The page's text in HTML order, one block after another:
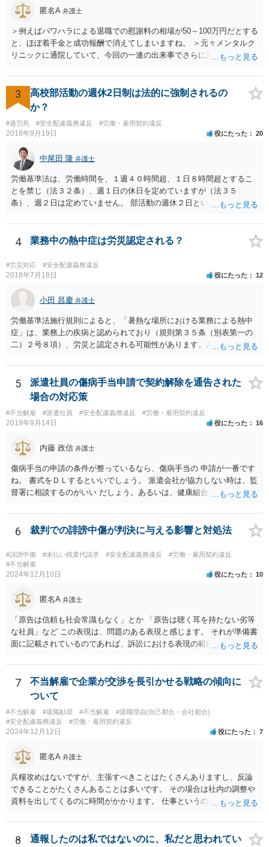
匿名A 弁護士
＞例えばパワハラによる退職での慰謝料の相場が50～100万円だとする
と、ほぼ着手金と成功報酬で消えてしまいますね。 ＞元々メンタルク
リニックに通院していて、今回の一連の出来事でさらに悪化した事実
万が一、慰謝料請求が認められるにしても金額としては微々たるもの
かと思いますが、依頼する弁護士に詳細を説明したうえで指示を仰い
だ方がいいかと思います。
3
高校部活動の週休2日制は法的に強制されるの
か？
#過労死 #安全配慮義務違反 #労働・雇用契約違反
2018年9月19日 役にたった 20
中尾田 隆 弁護士
労働基準法は、労働時間を、１週４０時間超、１日８時間超とするこ
とを禁じ（法３２条）、週１日の休日を定めていますが（法３５
条）、週２日は定めていません。 部活動の週休２日というのは、スポ
り週休2日とするか、しないか、もっと別の制度とするかは、各教育委
員会や学校の判断に委ねられています。 したがって、生徒の保護者会
と、学校とで、生徒の健全育成のためにスポーツ庁の指針を遵守して
もらいたいなどと、交渉してもらうことが良いと考えられます。 もち
ろん、保護者の間でも、週休2日制を認める意見と、反対の意見と対立
することは予想されますが、そういったことも含めて話し合いをする
ことが必要と思われます。
4 業務中の熱中症は労災認定される？
#労災対応 #安全配慮義務違反
2018年7月18日 役にたった 12
小田 昌慶 弁護士
労働基準法施行規則によると、「暑熱な場所における業務による熱中
症」は、業務上の疾病と認められており（規則第３５条（別表第一の
二）２号８項）、労災と認定される可能性があります。みんな同条件
としては、①仕事をしている時間・場所に熱中症を引き起こす明確な
原因が存在していること、②その原因により熱中症に至ったという因
果関係があること、③仕事に関係しない他の原因により発症したもの
ではないことが認められれば、労災として認定されるため、業務によ
る移動中に意識が朦朧とし倒れ、熱中症と診断されたのであれば労災
認定される可能性は充分にあります。 会社には安全配慮義務があるに
もかかわらず、就業規則によってスーツが義務付けられたり、1日10件
の外回り件数のノルマ、経費削減のためのタクシー禁止など規則があ
るのであれば、会社の安全配慮義務違反が認められる可能性がありま
す。 したがって、会社へ入院治療費や休業損害、慰謝料等を請求でき
る可能性はあるので、具体的な内容を一度弁護士に相談するのが良い
5
派遣社員の傷病手当申請で契約解除を通告された
場合の対応策
#不当解雇 #派遣社員 #安全配慮義務違反 #労働・雇用契約違反
2019年9月14日 役にたった 16
内藤 政信 弁護士
傷病手当の申請の条件が整っているなら、傷病手当の 申請が一番です
ね。 書式をＤＬするといいでしょう。 派遣会社が協力しない時は、監
督署に相談するのがいい だしょう。あるいは、健康組合ですね。
6 裁判での誹謗中傷が判決に与える影響と対処法
#誹謗中傷 #未払い残業代請求 #安全配慮義務違反
#労働・雇用契約違反
#不当解雇
2024年12月10日 役にたった 10
匿名A 弁護士
「原告は信頼も社会常識もなく」とか 「原告は聴く耳を持たない劣等
な社員」など この表現は、問題のある表現と感じます。 それが準備書
面に記載されているのであれば、訴訟における表現の範囲を超えてい
7
不当解雇で企業が交渉を長引かせる戦略の傾向に
ついて
#不当解雇 #退職勧奨 #不当解雇
#退職理由(自己都合・会社都合)
#安全配慮義務違反
#労働・雇用契約違反
2024年12月12日 役にたった 7
匿名A 弁護士
兵糧攻めはないですが、主張すべきことはたくさんありますし、反論
できることがたくさんあることは多いです。 その場合は社内の調整や
資料を出してくるのに時間がかかります。 仕事というのは平日の多く
をもっていますので。
8
通報したのは私ではないのに、私だと思われてい